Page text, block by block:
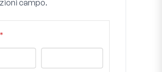
campo.